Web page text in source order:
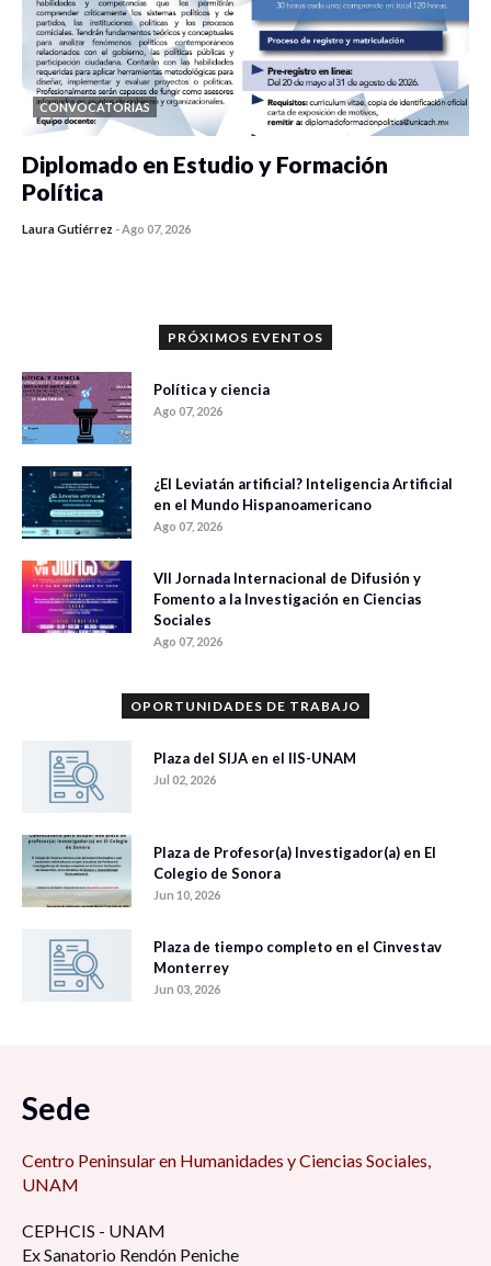
CONVOCATORIAS
Diplomado en Estudio y Formación
Política
Laura Gutiérrez -Ago 07, 2026
PRÓXIMOS EVENTOS
Política y ciencia
Ago 07, 2026
¿El Leviatán artificial? Inteligencia Artificial
en el Mundo Hispanoamericano
Ago 07, 2026
VII Jornada Internacional de Difusión y
Fomento a la Investigación en Ciencias
Sociales
Ago 07, 2026
OPORTUNIDADES DE TRABAJO
Plaza del SIJA en el IIS-UNAM
Jul 02, 2026
Plaza de Profesor(a) Investigador(a) en El
Colegio de Sonora
Jun 10, 2026
Plaza de tiempo completo en el Cinvestav
Monterrey
Jun 03, 2026
Sede
Centro Peninsular en Humanidades y Ciencias Sociales,
UNAM
CEPHCIS - UNAM
Ex Sanatorio Rendón Peniche